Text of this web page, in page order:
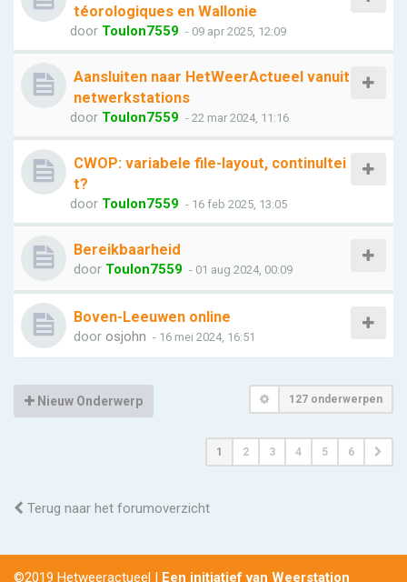
téorologiques en Wallonie
door Toulon7559 - 09 apr 2025, 12:09
Aansluiten naar HetWeerActueel vanuit
netwerkstations
door Toulon7559 - 22 mar 2024, 11:16
CWOP: variabele file-layout, continuItei
t?
door Toulon7559 - 16 feb 2025, 13:05
Bereikbaarheid
door Toulon7559 - 01 aug 2024, 00:09
Boven-Leeuwen online
door osjohn - 16 mei 2024, 16:51
Nieuw Onderwerp 127 onderwerpen
1 2 3 4 5 6
Terug naar het forumoverzicht
©2019 Hetweeractueel | Een initiatief van Weerstation